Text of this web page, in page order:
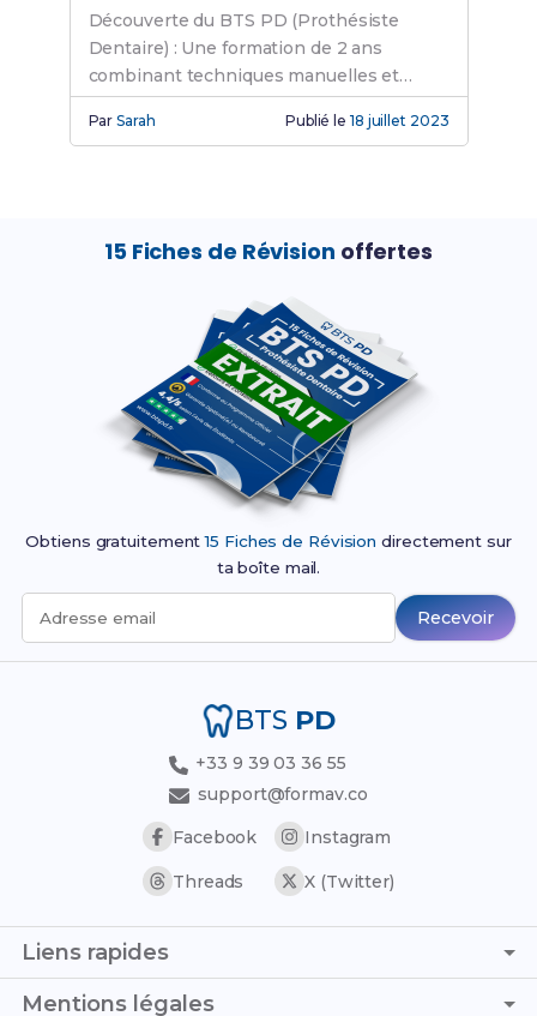
Découverte du BTS PD (Prothésiste
Dentaire) : Une formation de 2 ans
combinant techniques manuelles et
technologies pour concevoir des
prothèses dentaires. Débouchés et
ParSarah Publié le 18 juillet 2023
15 Fiches de Révision offertes
Obtiens gratuitement15 Fiches de Révision directement sur
ta boîte mail.
Adresse email Recevoir
BTS PD
+33 9 39 03 36 55
support@formav.co
Facebook
Instagram
Threads X (Twitter)
Liens rapides
Page d'accueil
Mentions légales